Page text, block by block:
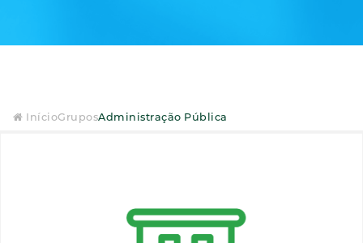
InícioGruposAdministração Pública